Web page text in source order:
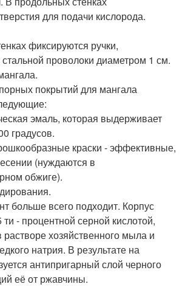
для подачи кислорода.
фиксируются ручки,
проволоки диаметром 1 см.
покрытий для мангала
эмаль, которая выдерживает
градусов.
краски - эффективные,
(нуждаются в
обжиге).
больше всего подходит. Корпус
- процентной серной кислотой,
растворе хозяйственного мыла и
натрия. В результате на
антипригарный слой черного
её от ржавчины.